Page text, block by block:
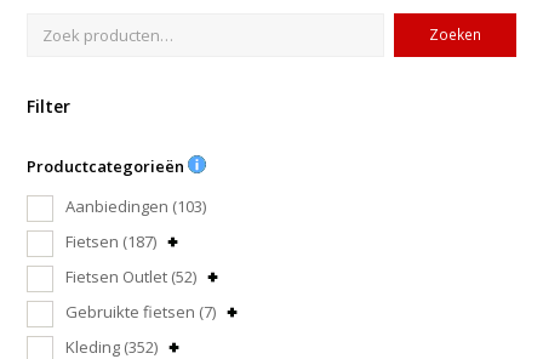
Zoeken
Filter
Productcategorieën
Aanbiedingen (103)
Fietsen (187)
Fietsen Outlet (52)
Gebruikte fietsen (7)
Kleding (352)